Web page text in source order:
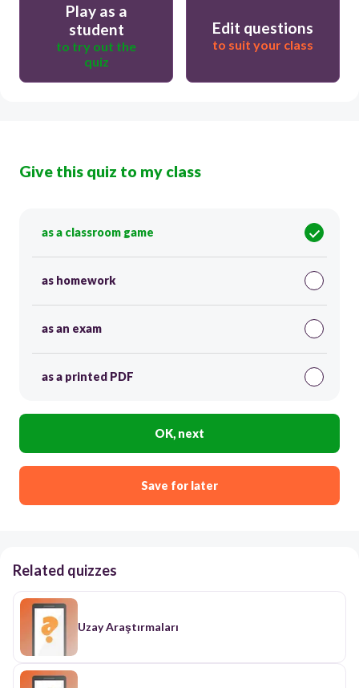
Play as a
student
to try out the
quiz
Edit questions
to suit your class
Give this quiz to my class
as a classroom game
as homework
as an exam
as a printed PDF
OK, next
Save for later
Related quizzes
Uzay Araştırmaları